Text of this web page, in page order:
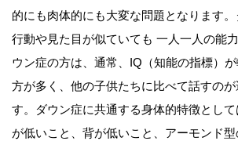
的にも肉体的にも大変な問題となります。
行動や見た目が似ていても 一人一人の能
ウン症の方は、通常、IQ（知能の指標）
方が多く、他の子供たちに比べて話すの
す。ダウン症に共通する身体的特徴とし
が低いこと、背が低いこと、アーモンド